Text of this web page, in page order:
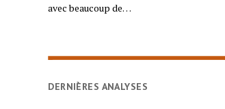
avec beaucoup de…
DERNIÈRES ANALYSES